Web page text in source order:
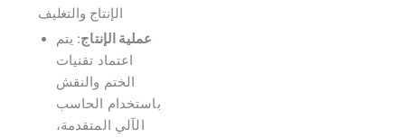
الإنتاج والتغليف
عملية الإنتاج: يتم
اعتماد تقنيات
الختم والنقش
باستخدام الحاسب
الآلي المتقدمة،